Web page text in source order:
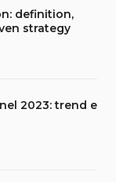
definition,
strategy
2023: trend e